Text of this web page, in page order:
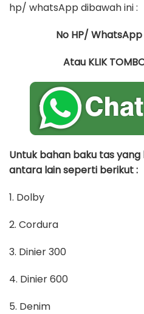
hp/ whatsApp dibawah ini :
No HP/ WhatsApp
Atau KLIK
Untuk bahan baku tas
antara lain seperti berikut :
1. Dolby
2. Cordura
3. Dinier 300
4. Dinier 600
5. Denim